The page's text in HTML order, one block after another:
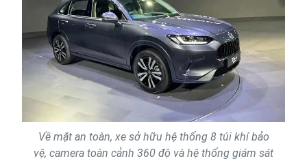
Về mặt an toàn, xe sở hữu hệ thống 8 túi khí bảo
vệ, camera toàn cảnh 360 độ và hệ thống giám sát